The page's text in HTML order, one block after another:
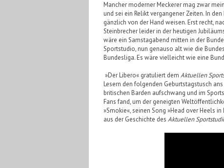
Mancher moderner Meckerer mag zwar
und sei ein Relikt vergangener Zeiten. In
gänzlich von der Hand weisen. Erst recht,
Steinbrecher leider in der heutigen
wäre ein Samstagabend mitten in der
Sportstudio, nun genauso alt wie die
Bundesliga. Es wäre vielleicht wie eine
»Der Libero« gratuliert dem Aktuellen
Lesern den folgenden Geburtstagstusch
britischen Barden aufschwang und im
Fans fand, um der geneigten
»Smokie«, seinen Song »Head over Heels
aus der Geschichte des Aktuellen